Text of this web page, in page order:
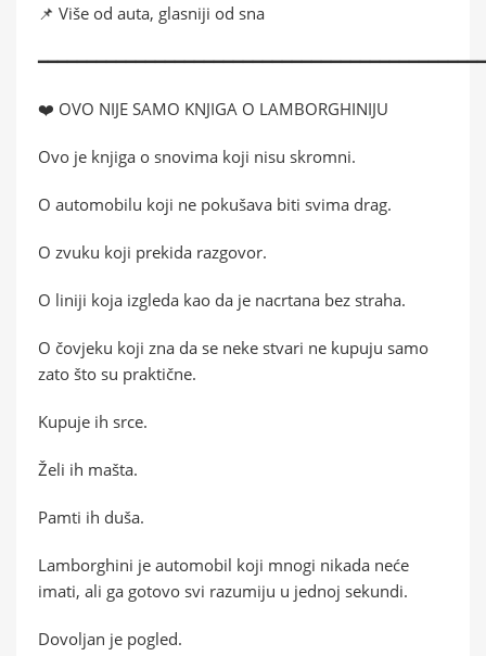
📌 Više od auta, glasniji od sna
❤️ OVO NIJE SAMO KNJIGA O LAMBORGHINIJU
Ovo je knjiga o snovima koji nisu skromni.
O automobilu koji ne pokušava biti svima drag.
O zvuku koji prekida razgovor.
O liniji koja izgleda kao da je nacrtana bez straha.
O čovjeku koji zna da se neke stvari ne kupuju samo
zato što su praktične.
Kupuje ih srce.
Želi ih mašta.
Pamti ih duša.
Lamborghini je automobil koji mnogi nikada neće
imati, ali ga gotovo svi razumiju u jednoj sekundi.
Dovoljan je pogled.